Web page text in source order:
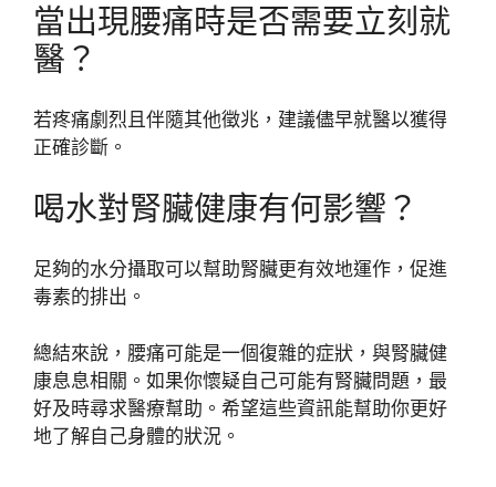
當出現腰痛時是否需要立刻就
醫？
若疼痛劇烈且伴隨其他徵兆，建議儘早就醫以獲得
正確診斷。
喝水對腎臟健康有何影響？
足夠的水分攝取可以幫助腎臟更有效地運作，促進
毒素的排出。
總結來說，腰痛可能是一個復雜的症狀，與腎臟健
康息息相關。如果你懷疑自己可能有腎臟問題，最
好及時尋求醫療幫助。希望這些資訊能幫助你更好
地了解自己身體的狀況。